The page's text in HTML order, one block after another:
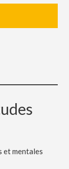
et mentales